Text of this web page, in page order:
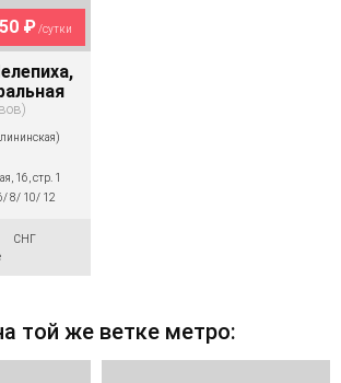
₽/сутки
16, стр. 1
8/ 10/ 12
СНГ
той же ветке метро: